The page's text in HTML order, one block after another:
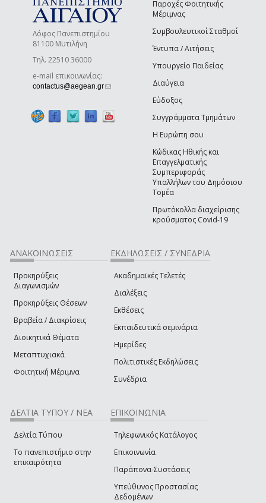
Λόφος Πανεπιστημίου
81100 Μυτιλήνη
Τηλ. 22510 36000
e-mail επικοινωνίας:
contactus@aegean.gr(link sends e-mail)
Παροχές Φοιτητικής
Μέριμνας
Συμβουλευτικοί Σταθμοί
Έντυπα / Αιτήσεις
Υπουργείο Παιδείας
Διαύγεια
Εύδοξος
Συγγράμματα Τμημάτων
Η Ευρώπη σου
Κώδικας Ηθικής και
Επαγγελματικής
Συμπεριφοράς
Υπαλλήλων του Δημόσιου
Τομέα
Πρωτόκολλα διαχείρισης
κρούσματος Covid-19
ΑΝΑΚΟΙΝΩΣΕΙΣ
Προκηρύξεις
Διαγωνισμών
Προκηρύξεις Θέσεων
Βραβεία / Διακρίσεις
Διοικητικά Θέματα
Μεταπτυχιακά
Φοιτητική Μέριμνα
ΕΚΔΗΛΩΣΕΙΣ / ΣΥΝΕΔΡΙΑ
Ακαδημαϊκές Τελετές
Διαλέξεις
Εκθέσεις
Εκπαιδευτικά σεμινάρια
Ημερίδες
Πολιτιστικές Εκδηλώσεις
Συνέδρια
ΔΕΛΤΙΑ ΤΥΠΟΥ / ΝΕΑ
Δελτία Τύπου
Το πανεπιστήμιο στην
επικαιρότητα
ΕΠΙΚΟΙΝΩΝΙΑ
Τηλεφωνικός Κατάλογος
Επικοινωνία
Παράπονα-Συστάσεις
Υπεύθυνος Προστασίας
Δεδομένων